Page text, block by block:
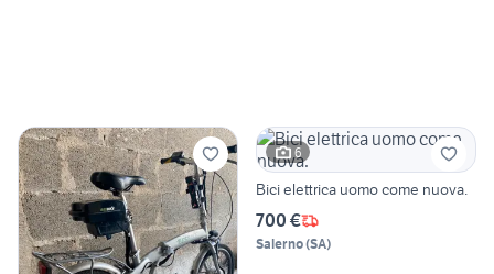
6
Bici elettrica uomo come nuova.
700 €
Salerno(SA)